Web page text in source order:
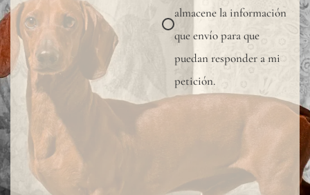
almacene la información
que envío para que
puedan responder a mi
petición.